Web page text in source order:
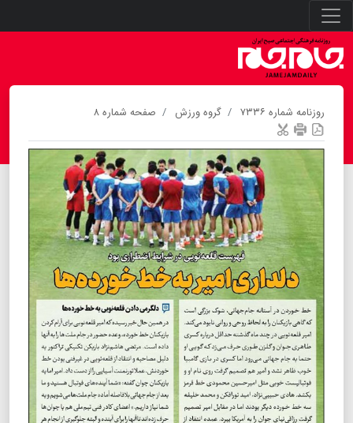
روزنامه شماره ۷۳۳۶ گروه ورزش صفحه شماره ۸